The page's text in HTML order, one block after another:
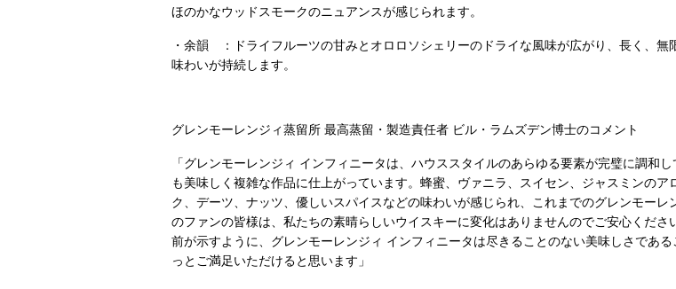
ほのかなウッドスモークのニュアンスが感じられます。
・余韻 ：ドライフルーツの甘みとオロロソシェリーのドライな風味が広がり、長く、無
味わいが持続します。
グレンモーレンジィ蒸留所 最高蒸留・製造責任者 ビル・ラムズデン博士のコメント
「グレンモーレンジィ インフィニータは、ハウススタイルのあらゆる要素が完璧に調和
も美味しく複雑な作品に仕上がっています。蜂蜜、ヴァニラ、スイセン、ジャスミンのア
ク、デーツ、ナッツ、優しいスパイスなどの味わいが感じられ、これまでのグレンモーレ
のファンの皆様は、私たちの素晴らしいウイスキーに変化はありませんのでご安心くださ
前が示すように、グレンモーレンジィ インフィニータは尽きることのない美味しさである
っとご満足いただけると思います」